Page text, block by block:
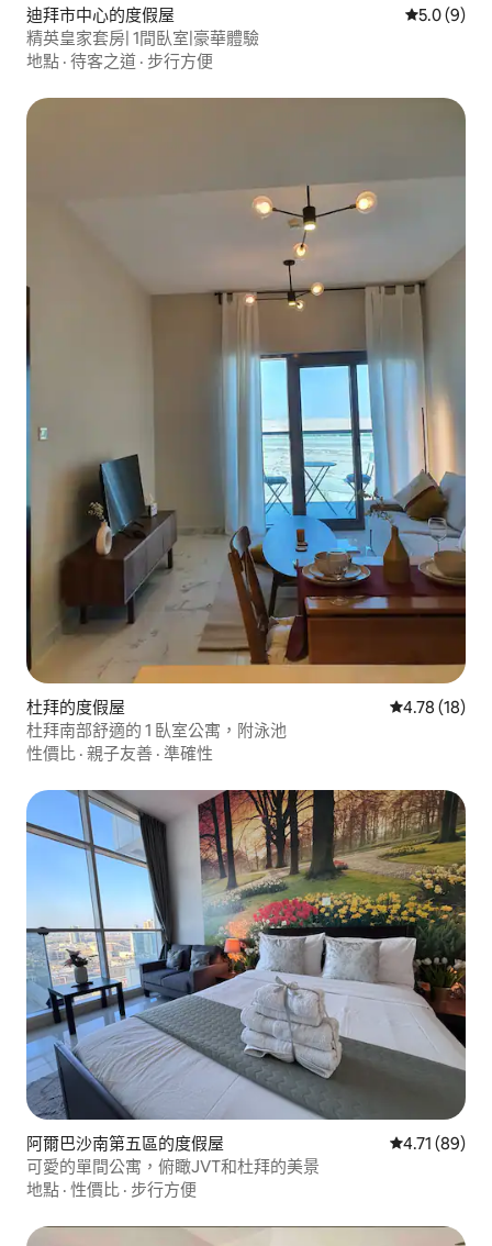
迪拜市中心的度假屋 從 9 則評
5.0 (9)
精英皇家套房| 1間臥室|豪華體驗
地點 · 待客之道 · 步行方便
杜拜的度假屋 從 18 則評價
4.78 (18)
杜拜南部舒適的 1 臥室公寓，附泳池
性價比 · 親子友善 · 準確性
阿爾巴沙南第五區的度假屋 從 89 則評價
4.71 (89)
可愛的單間公寓，俯瞰JVT和杜拜的美景
地點 · 性價比 · 步行方便